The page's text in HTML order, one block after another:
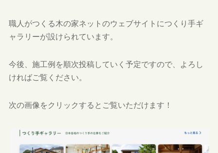
職人がつくる木の家ネットのウェブサイトにつくり手ギ
ャラリーが設けられています。
今後、施工例を順次投稿していく予定ですので、よろし
ければご覧ください。
次の画像をクリックするとご覧いただけます！